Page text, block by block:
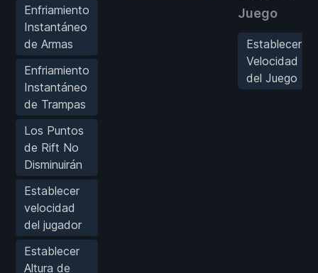
Enfriamiento
Instantáneo
de Armas
Enfriamiento
Instantáneo
de Trampas
Los Puntos
de Rift No
Disminuirán
Establecer
velocidad
del jugador
Establecer
Altura de
Juego
Establecer
Velocidad
del Juego